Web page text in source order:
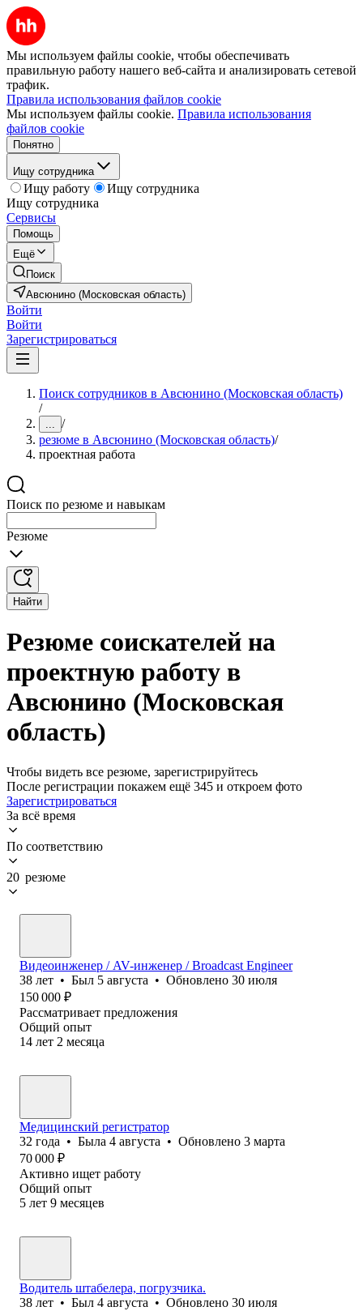
Мы используем файлы cookie, чтобы обеспечивать
правильную работу нашего веб-сайта и анализировать сетевой
трафик.
Правила использования файлов cookie
Мы используем файлы cookie. Правила использования
файлов cookie
Понятно
Ищу сотрудника
Ищу работу
Ищу сотрудника
Ищу сотрудника
Сервисы
Помощь
Ещё
Поиск
Авсюнино (Московская область)
Войти
Войти
Зарегистрироваться
Поиск сотрудников в Авсюнино (Московская область)
/
... /
резюме в Авсюнино (Московская область)/
проектная работа
Поиск по резюме и навыкам
Резюме
Найти
Резюме соискателей на
проектную работу в
Авсюнино (Московская
область)
Чтобы видеть все резюме, зарегистрируйтесь
После регистрации покажем ещё 345 и откроем фото
Зарегистрироваться
За всё время
По соответствию
20 резюме
Видеоинженер / AV-инженер / Broadcast Engineer
38 лет • Был 5 августа • Обновлено 30 июля
150 000 ₽
Рассматривает предложения
Общий опыт
14 лет 2 месяца
Медицинский регистратор
32 года • Была 4 августа • Обновлено 3 марта
70 000 ₽
Активно ищет работу
Общий опыт
5 лет 9 месяцев
Водитель штабелера, погрузчика.
38 лет • Был 4 августа • Обновлено 30 июля